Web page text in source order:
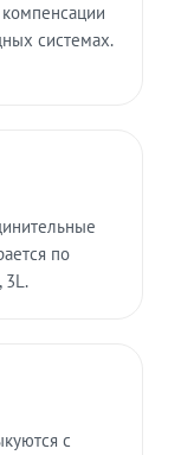
системах.
по
3L.
с